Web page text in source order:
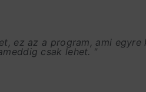
ez az a program, ami egyre
csak lehet. "